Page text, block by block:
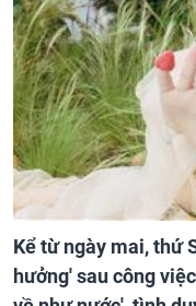
Kể từ ngày mai, thứ
hưởng' sau công